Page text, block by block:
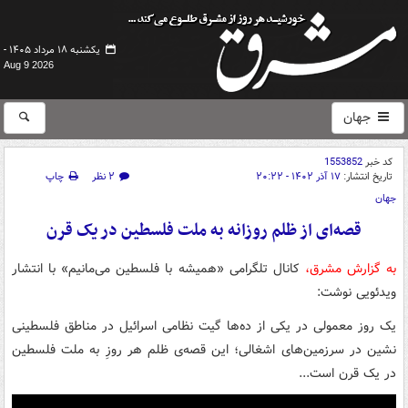
یکشنبه ۱۸ مرداد ۱۴۰۵ -
Aug 9 2026
جهان
کد خبر1553852
تاریخ انتشار: ۱۷ آذر ۱۴۰۲ - ۲۰:۲۲ ۲ نظر
چاپ
جهان
قصه‌ای از ظلم روزانه به ملت فلسطین در یک قرن
به گزارش مشرق، کانال تلگرامی «همیشه با فلسطین می‌مانیم» با انتشار
ویدئویی نوشت:
یک روز معمولی در یکی از ده‌ها گیت نظامی اسرائیل در مناطق فلسطینی
نشین در سرزمین‌های اشغالی؛ این قصه‌ی ظلم هر روزِ به ملت فلسطین
در یک قرن است...